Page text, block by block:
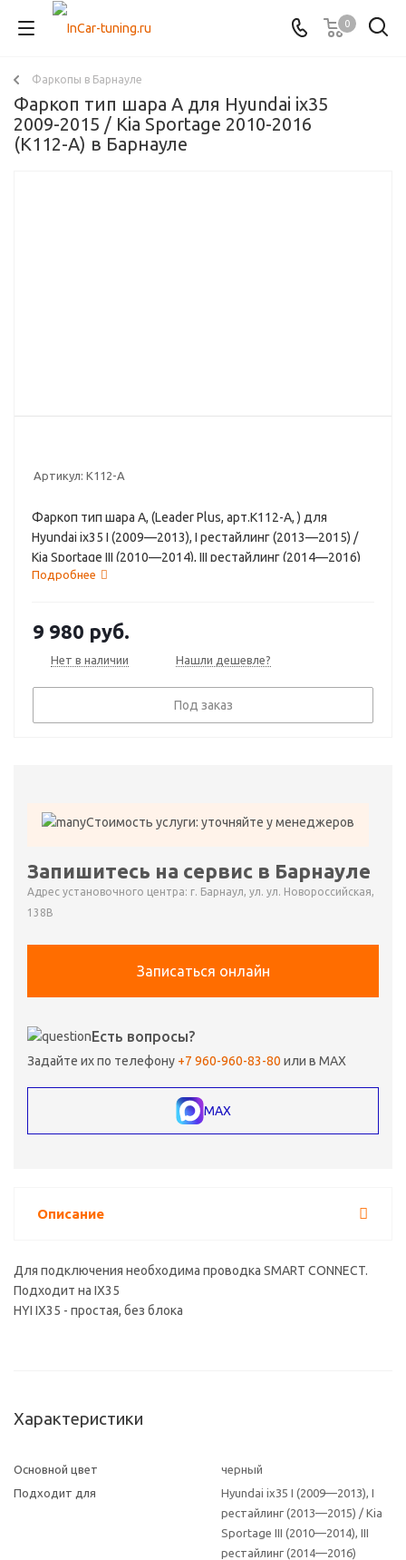
0
Фаркопы в Барнауле
Фаркоп тип шара A для Hyundai ix35
2009-2015 / Kia Sportage 2010-2016
(K112-A) в Барнауле
Артикул: K112-A
Фаркоп тип шара A, (Leader Plus, арт.K112-A, ) для
Hyundai ix35 I (2009—2013), I рестайлинг (2013—2015) /
Kia Sportage III (2010—2014), III рестайлинг (2014—2016)
Подробнее
9 980 руб.
Нет в наличии Нашли дешевле?
Под заказ
Стоимость услуги: уточняйте у менеджеров
Запишитесь на сервис в Барнауле
Адрес установочного центра: г. Барнаул, ул. ул. Новороссийская,
138В
Записаться онлайн
Есть вопросы?
Задайте их по телефону +7 960-960-83-80 или в MAX
MAX
Описание
Для подключения необходима проводка SMART CONNECT.
Подходит на IX35
HYI IX35 - простая, без блока
Характеристики
Основной цвет
черный
Подходит для
Hyundai ix35 I (2009—2013), I
рестайлинг (2013—2015) / Kia
Sportage III (2010—2014), III
рестайлинг (2014—2016)